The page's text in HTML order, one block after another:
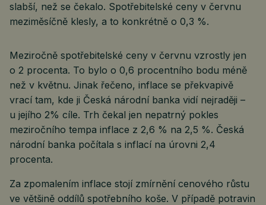
slabší, než se čekalo. Spotřebitelské ceny v červnu
meziměsíčně klesly, a to konkrétně o 0,3 %.
Meziročně spotřebitelské ceny v červnu vzrostly jen
o 2 procenta. To bylo o 0,6 procentního bodu méně
než v květnu. Jinak řečeno, inflace se překvapivě
vrací tam, kde ji Česká národní banka vidí nejraději –
u jejího 2% cíle. Trh čekal jen nepatrný pokles
meziročního tempa inflace z 2,6 % na 2,5 %. Česká
národní banka počítala s inflací na úrovni 2,4
procenta.
Za zpomalením inflace stojí zmírnění cenového růstu
ve většině oddílů spotřebního koše. V případě potravin